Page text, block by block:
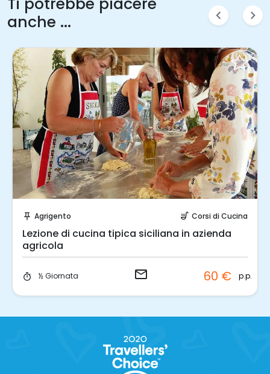
anche ...
chevron_left chevron_right
push_pin Agrigento soup_kitchen Corsi di Cucina
Lezione di cucina tipica siciliana in azienda
agricola
timer ½ Giornata email 60 € p.p.